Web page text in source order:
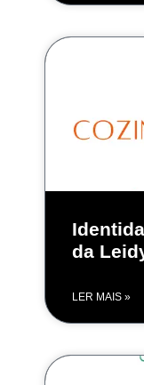
da
LER MAIS »